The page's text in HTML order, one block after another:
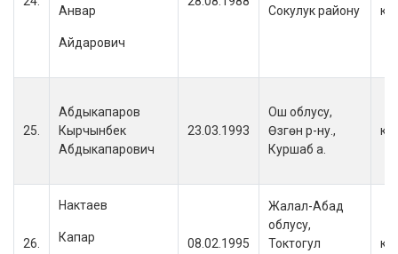
Анвар
Айдарович
Сокулук району
25.
Абдыкапаров
Кырчынбек
Абдыкапарович
23.03.1993
Ош облусу,
Өзгөн р-ну.,
Куршаб а.
26.
Нактаев
Капар 08.02.1995
Жалал-Абад
облусу,
Токтогул